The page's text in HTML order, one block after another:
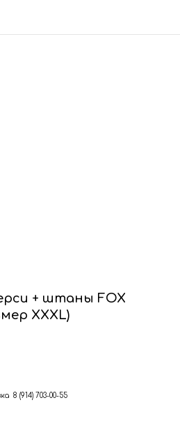
+ штаны FOX
XXXL)
8 (914) 703-00-55